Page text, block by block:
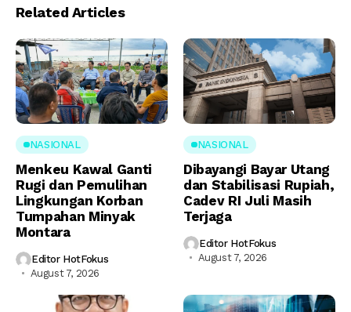
Related Articles
NASIONAL
Menkeu Kawal Ganti
Rugi dan Pemulihan
Lingkungan Korban
Tumpahan Minyak
Montara
Editor HotFokus
August 7, 2026
NASIONAL
Dibayangi Bayar Utang
dan Stabilisasi Rupiah,
Cadev RI Juli Masih
Terjaga
Editor HotFokus
August 7, 2026